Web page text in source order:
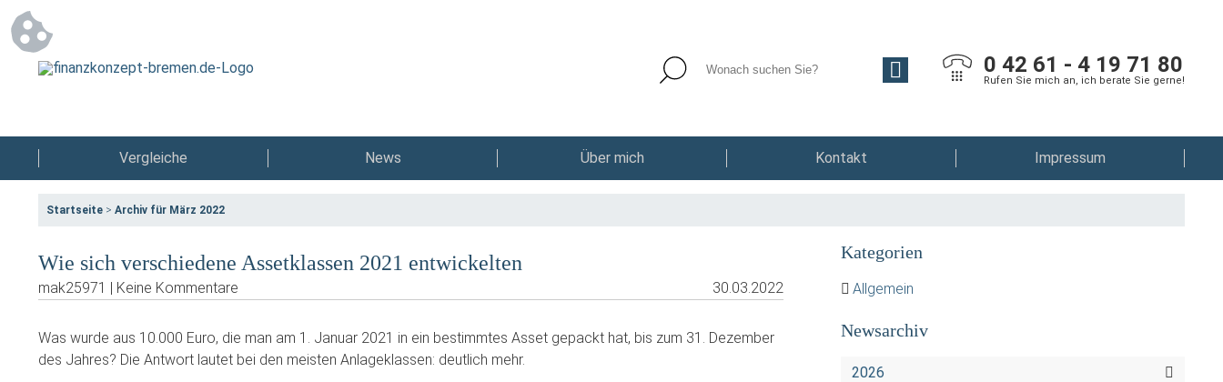
0 42 61 - 4 19 71 80
Rufen Sie mich an, ich berate Sie gerne!
Vergleiche News Über mich Kontakt Impressum
Startseite > Archiv für März 2022
Wie sich verschiedene Assetklassen 2021 entwickelten
mak25971 | Keine Kommentare 30.03.2022
Was wurde aus 10.000 Euro, die man am 1. Januar 2021 in ein bestimmtes Asset gepackt hat, bis zum 31. Dezember
des Jahres? Die Antwort lautet bei den meisten Anlageklassen: deutlich mehr.
Kategorien
Allgemein
Newsarchiv
2026